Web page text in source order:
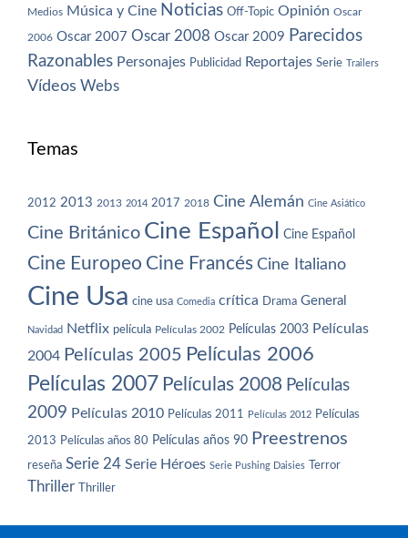
Medios Música y Cine Noticias Off-Topic Opinión Oscar
2006 Oscar 2007 Oscar 2008 Oscar 2009 Parecidos
Razonables Personajes Publicidad Reportajes Serie Trailers
Vídeos Webs
Temas
2012 2013 2013 2014 2017 2018 Cine Alemán Cine Asiático
Cine Británico Cine Español Cine Español
Cine Europeo Cine Francés Cine Italiano
Cine Usa cine usa Comedia crítica Drama General
Navidad Netflix película Películas 2002 Películas 2003 Películas
2004 Películas 2005 Películas 2006
Películas 2007 Películas 2008 Películas
2009 Películas 2010 Películas 2011 Películas 2012 Películas
2013 Películas años 80 Películas años 90 Preestrenos
reseña Serie 24 Serie Héroes Serie Pushing Daisies Terror
Thriller Thriller